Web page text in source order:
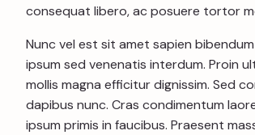
consequat libero, ac posuere tortor
Nunc vel est sit amet sapien
ipsum sed venenatis interdum. Proin
mollis magna efficitur dignissim. Sed
dapibus nunc. Cras condimentum
ipsum primis in faucibus. Praesent